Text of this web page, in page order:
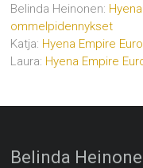
Belinda Heinonen:
ommelpidennykset
Katja: Hyena Empire
Laura: Hyena Empire
Belinda